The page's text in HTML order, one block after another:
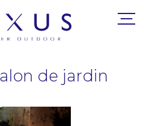
de jardin